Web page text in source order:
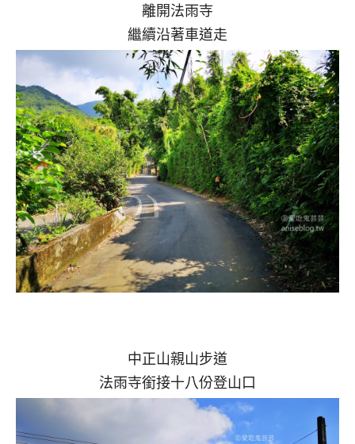
離開法雨寺
繼續沿著車道走
中正山親山步道
法雨寺銜接十八份登山口